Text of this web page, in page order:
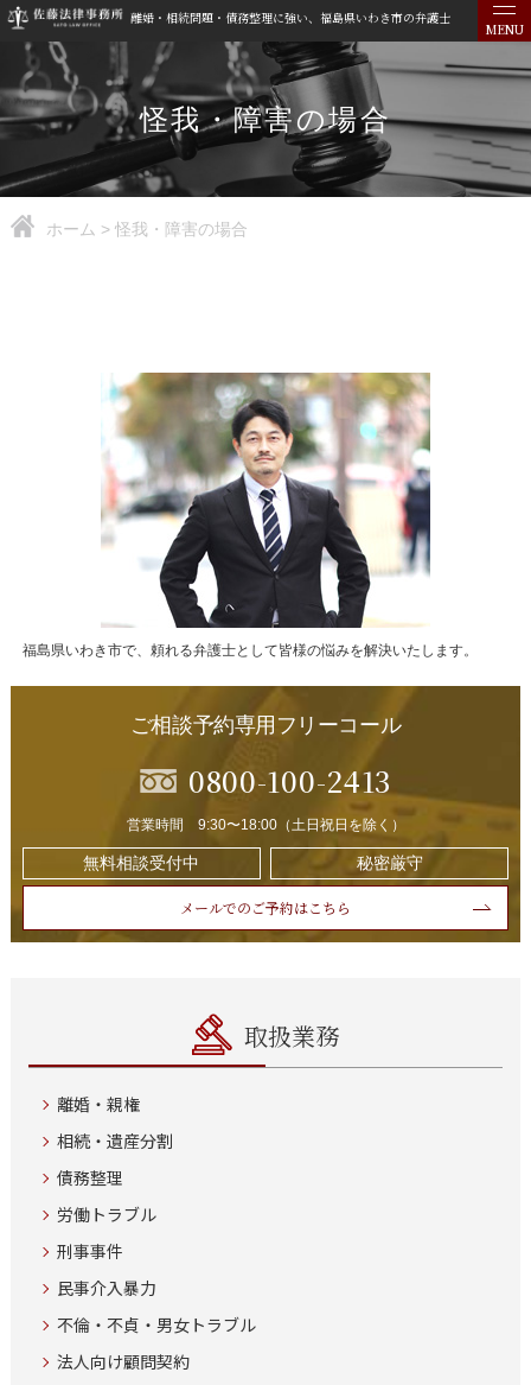
離婚・相続問題・債務整理に強い、福島県いわき市の弁護士
MENU
怪我・障害の場合
ホーム > 怪我・障害の場合
福島県いわき市で、頼れる弁護士として皆様の悩みを解決いたします。
ご相談予約専用フリーコール
0800-100-2413
営業時間 9:30〜18:00（土日祝日を除く）
無料相談受付中 秘密厳守
メールでのご予約はこちら
取扱業務
離婚・親権
相続・遺産分割
債務整理
労働トラブル
刑事事件
民事介入暴力
不倫・不貞・男女トラブル
法人向け顧問契約